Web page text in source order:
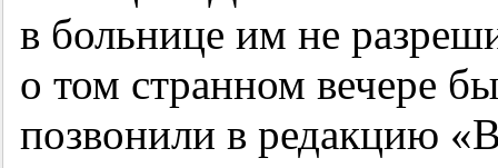
в больнице им не
о том странном вечере
позвонили в редакцию